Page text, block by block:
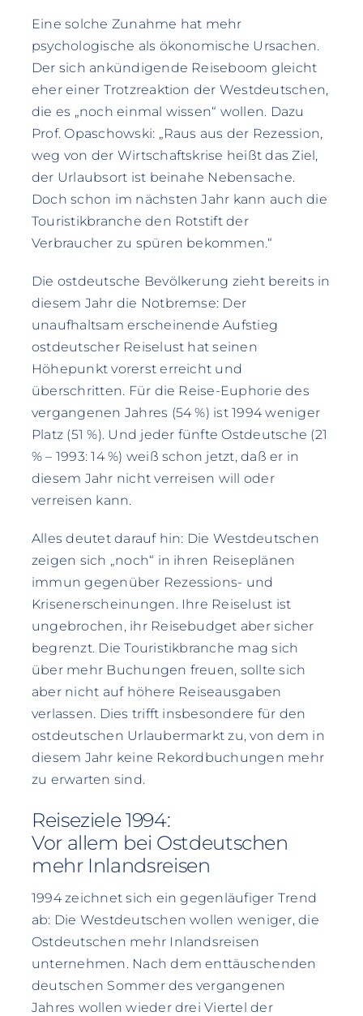
Eine solche Zunahme hat mehr
psychologische als ökonomische Ursachen.
Der sich ankündigende Reiseboom gleicht
eher einer Trotzreaktion der Westdeutschen,
die es „noch einmal wissen“ wollen. Dazu
Prof. Opaschowski: „Raus aus der Rezession,
weg von der Wirtschaftskrise heißt das Ziel,
der Urlaubsort ist beinahe Nebensache.
Doch schon im nächsten Jahr kann auch die
Touristikbranche den Rotstift der
Verbraucher zu spüren bekommen.“
Die ostdeutsche Bevölkerung zieht bereits in
diesem Jahr die Notbremse: Der
unaufhaltsam erscheinende Aufstieg
ostdeutscher Reiselust hat seinen
Höhepunkt vorerst erreicht und
überschritten. Für die Reise-Euphorie des
vergangenen Jahres (54 %) ist 1994 weniger
Platz (51 %). Und jeder fünfte Ostdeutsche (21
% – 1993: 14 %) weiß schon jetzt, daß er in
diesem Jahr nicht verreisen will oder
verreisen kann.
Alles deutet darauf hin: Die Westdeutschen
zeigen sich „noch“ in ihren Reiseplänen
immun gegenüber Rezessions- und
Krisenerscheinungen. Ihre Reiselust ist
ungebrochen, ihr Reisebudget aber sicher
begrenzt. Die Touristikbranche mag sich
über mehr Buchungen freuen, sollte sich
aber nicht auf höhere Reiseausgaben
verlassen. Dies trifft insbesondere für den
ostdeutschen Urlaubermarkt zu, von dem in
diesem Jahr keine Rekordbuchungen mehr
zu erwarten sind.
Reiseziele 1994:
Vor allem bei Ostdeutschen
mehr Inlandsreisen
1994 zeichnet sich ein gegenläufiger Trend
ab: Die Westdeutschen wollen weniger, die
Ostdeutschen mehr Inlandsreisen
unternehmen. Nach dem enttäuschenden
deutschen Sommer des vergangenen
Jahres wollen wieder drei Viertel der